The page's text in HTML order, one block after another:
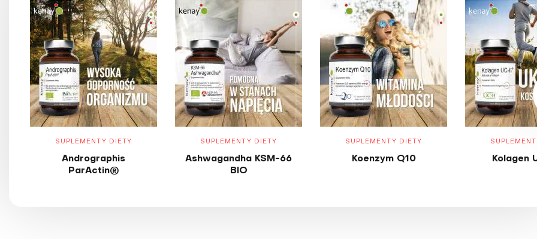
SUPLEMENTY DIETY
Andrographis
ParActin®
SUPLEMENTY DIETY
Ashwagandha KSM-66
BIO
SUPLEMENTY DIETY
Koenzym Q10 Kolagen